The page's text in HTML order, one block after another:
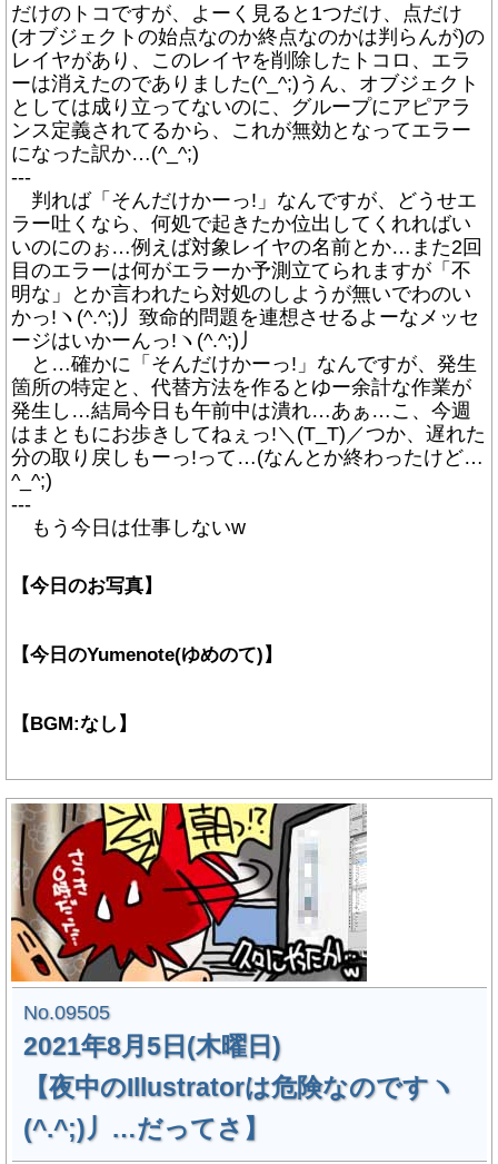
だけのトコですが、よーく見ると1つだけ、点だけ
(オブジェクトの始点なのか終点なのかは判らんが)の
レイヤがあり、このレイヤを削除したトコロ、エラ
ーは消えたのでありました(^_^;)うん、オブジェクト
としては成り立ってないのに、グループにアピアラ
ンス定義されてるから、これが無効となってエラー
になった訳か…(^_^;)
---
判れば「そんだけかーっ!」なんですが、どうせエ
ラー吐くなら、何処で起きたか位出してくれればい
いのにのぉ…例えば対象レイヤの名前とか…また2回
目のエラーは何がエラーか予測立てられますが「不
明な」とか言われたら対処のしようが無いでわのい
かっ!ヽ(^.^;)丿致命的問題を連想させるよーなメッセ
ージはいかーんっ!ヽ(^.^;)丿
と…確かに「そんだけかーっ!」なんですが、発生
箇所の特定と、代替方法を作るとゆー余計な作業が
発生し…結局今日も午前中は潰れ…あぁ…こ、今週
はまともにお歩きしてねぇっ!＼(T_T)／つか、遅れた
分の取り戻しもーっ!って…(なんとか終わったけど…
^_^;)
---
もう今日は仕事しないw
【今日のお写真】
【今日のYumenote(ゆめのて)】
【BGM:なし】
No.09505
2021年8月5日(木曜日)
【夜中のIllustratorは危険なのですヽ
(^.^;)丿…だってさ】